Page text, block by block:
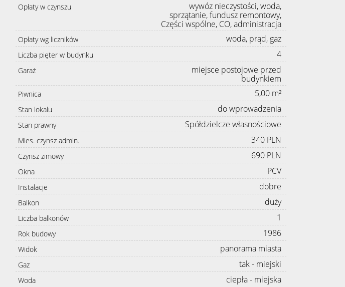
Opłaty w czynszu
wywóz nieczystości, woda,
sprzątanie, fundusz remontowy,
Części wspólne, CO, administracja
Opłaty wg liczników woda, prąd, gaz
Liczba pięter w budynku 4
Garaż
miejsce postojowe przed
budynkiem
Piwnica 5,00 m²
Stan lokalu do wprowadzenia
Stan prawny Spółdzielcze własnościowe
Mies. czynsz admin. 340 PLN
Czynsz zimowy 690 PLN
Okna PCV
Instalacje dobre
Balkon duży
Liczba balkonów 1
Rok budowy 1986
Widok panorama miasta
Gaz tak - miejski
Woda ciepła - miejska